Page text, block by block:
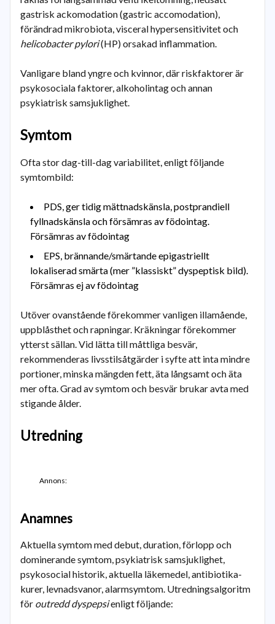
gastrisk ackomodation (gastric accomodation),
förändrad mikrobiota, visceral hypersensitivitet och
helicobacter pylori(HP) orsakad inflammation.
Vanligare bland yngre och kvinnor, där riskfaktorer är
psykosociala faktorer, alkoholintag och annan
psykiatrisk samsjuklighet.
Symtom
Ofta stor dag-till-dag variabilitet, enligt följande
symtombild:
PDS, ger tidig mättnadskänsla, postprandiell
fyllnadskänsla och försämras av födointag.
Försämras av födointag
EPS, brännande/smärtande epigastriellt
lokaliserad smärta (mer ”klassiskt” dyspeptisk bild).
Försämras ej av födointag
Utöver ovanstående förekommer vanligen illamående,
uppblåsthet och rapningar. Kräkningar förekommer
ytterst sällan. Vid lätta till måttliga besvär,
rekommenderas livsstilsåtgärder i syfte att inta mindre
portioner, minska mängden fett, äta långsamt och äta
mer ofta. Grad av symtom och besvär brukar avta med
stigande ålder.
Utredning
Annons:
Anamnes
Aktuella symtom med debut, duration, förlopp och
dominerande symtom, psykiatrisk samsjuklighet,
psykosocial historik, aktuella läkemedel, antibiotika-
kurer, levnadsvanor, alarmsymtom. Utredningsalgoritm
för outredd dyspepsienligt följande: